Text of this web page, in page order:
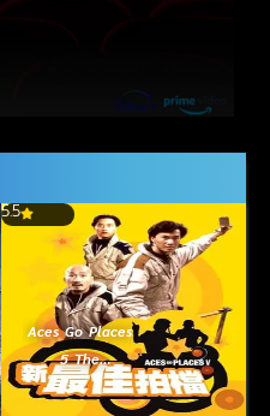
5.5
Aces Go Places
5 The
Terracotta Hit